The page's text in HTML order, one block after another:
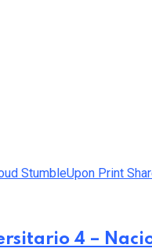
StumbleUpon Print
4 –